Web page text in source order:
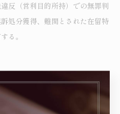
反（営利目的所持）での無罪判
処分獲得、難関とされた在留特
る。
lawoffice.jp/